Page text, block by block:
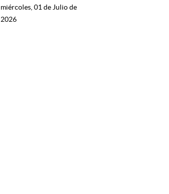
miércoles, 01 de Julio de
2026